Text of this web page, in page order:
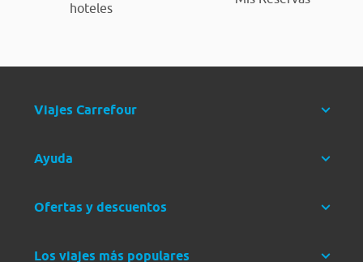
hoteles
Viajes Carrefour
Ayuda
Ofertas y descuentos
Los viajes más populares